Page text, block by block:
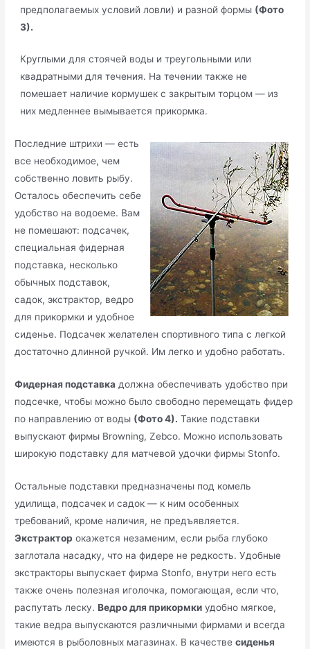
предполагаемых условий ловли) и разной формы (Фото
3).
Круглыми для стоячей воды и треугольными или
квадратными для течения. На течении также не
помешает наличие кормушек с закрытым торцом — из
них медленнее вымывается прикормка.
Последние штрихи — есть
все необходимое, чем
собственно ловить рыбу.
Осталось обеспечить себе
удобство на водоеме. Вам
не помешают: подсачек,
специальная фидерная
подставка, несколько
обычных подставок,
садок, экстрактор, ведро
для прикормки и удобное
сиденье. Подсачек желателен спортивного типа с легкой
достаточно длинной ручкой. Им легко и удобно работать.
Фидерная подставка должна обеспечивать удобство при
подсечке, чтобы можно было свободно перемещать фидер
по направлению от воды (Фото 4). Такие подставки
выпускают фирмы Browning, Zebco. Можно использовать
широкую подставку для матчевой удочки фирмы Stonfo.
Остальные подставки предназначены под комель
удилища, подсачек и садок — к ним особенных
требований, кроме наличия, не предъявляется.
Экстрактор окажется незаменим, если рыба глубоко
заглотала насадку, что на фидере не редкость. Удобные
экстракторы выпускает фирма Stonfo, внутри него есть
также очень полезная иголочка, помогающая, если что,
распутать леску.Ведро для прикормки удобно мягкое,
такие ведра выпускаются различными фирмами и всегда
имеются в рыболовных магазинах. В качествесиденья